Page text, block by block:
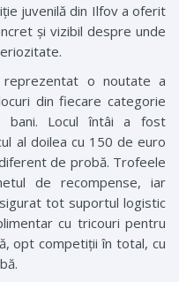
juvenilă din ­Ilfov a oferit
și vizibil despre unde
reprezentat o noutate a
din fiecare categorie
Locul întâi a fost
al doilea cu 150 de euro
de probă. Trofeele
de recompense, iar
tot suportul logistic
cu tricouri pentru
opt competiții în total, cu